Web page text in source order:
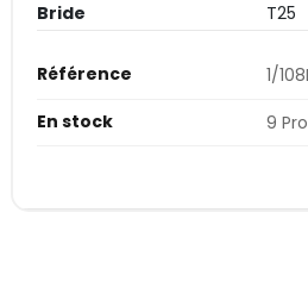
Bride
T25
Référence
1/
En stock
9